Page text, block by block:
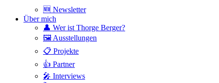
🆕 Newsletter
Über mich
👤 Wer ist Thorge Berger?
🖼 Ausstellungen
📋 Projekte
👍 Partner
🎤 Interviews